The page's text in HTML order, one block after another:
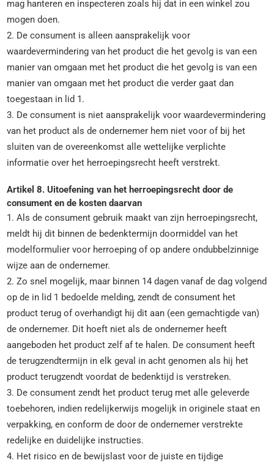
mag hanteren en inspecteren zoals hij dat in een winkel zou
mogen doen.
2. De consument is alleen aansprakelijk voor
waardevermindering van het product die het gevolg is van een
manier van omgaan met het product die het gevolg is van een
manier van omgaan met het product die verder gaat dan
toegestaan in lid 1.
3. De consument is niet aansprakelijk voor waardevermindering
van het product als de ondernemer hem niet voor of bij het
sluiten van de overeenkomst alle wettelijke verplichte
informatie over het herroepingsrecht heeft verstrekt.
Artikel 8. Uitoefening van het herroepingsrecht door de
consument en de kosten daarvan
1. Als de consument gebruik maakt van zijn herroepingsrecht,
meldt hij dit binnen de bedenktermijn doormiddel van het
modelformulier voor herroeping of op andere ondubbelzinnige
wijze aan de ondernemer.
2. Zo snel mogelijk, maar binnen 14 dagen vanaf de dag volgend
op de in lid 1 bedoelde melding, zendt de consument het
product terug of overhandigt hij dit aan (een gemachtigde van)
de ondernemer. Dit hoeft niet als de ondernemer heeft
aangeboden het product zelf af te halen. De consument heeft
de terugzendtermijn in elk geval in acht genomen als hij het
product terugzendt voordat de bedenktijd is verstreken.
3. De consument zendt het product terug met alle geleverde
toebehoren, indien redelijkerwijs mogelijk in originele staat en
verpakking, en conform de door de ondernemer verstrekte
redelijke en duidelijke instructies.
4. Het risico en de bewijslast voor de juiste en tijdige